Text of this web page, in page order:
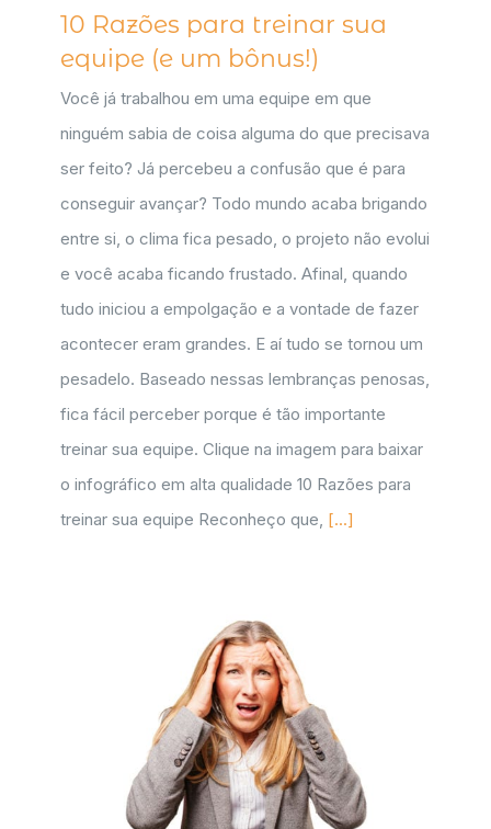
10 Razões para treinar sua
equipe (e um bônus!)
Você já trabalhou em uma equipe em que
ninguém sabia de coisa alguma do que precisava
ser feito? Já percebeu a confusão que é para
conseguir avançar? Todo mundo acaba brigando
entre si, o clima fica pesado, o projeto não evolui
e você acaba ficando frustado. Afinal, quando
tudo iniciou a empolgação e a vontade de fazer
acontecer eram grandes. E aí tudo se tornou um
pesadelo. Baseado nessas lembranças penosas,
fica fácil perceber porque é tão importante
treinar sua equipe. Clique na imagem para baixar
o infográfico em alta qualidade 10 Razões para
treinar sua equipe Reconheço que, [...]